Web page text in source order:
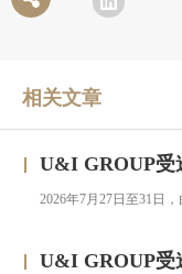
相关文章
U&I GROUP受邀于上海财经大
2026年7月27日至31日
U&I GROUP受邀解